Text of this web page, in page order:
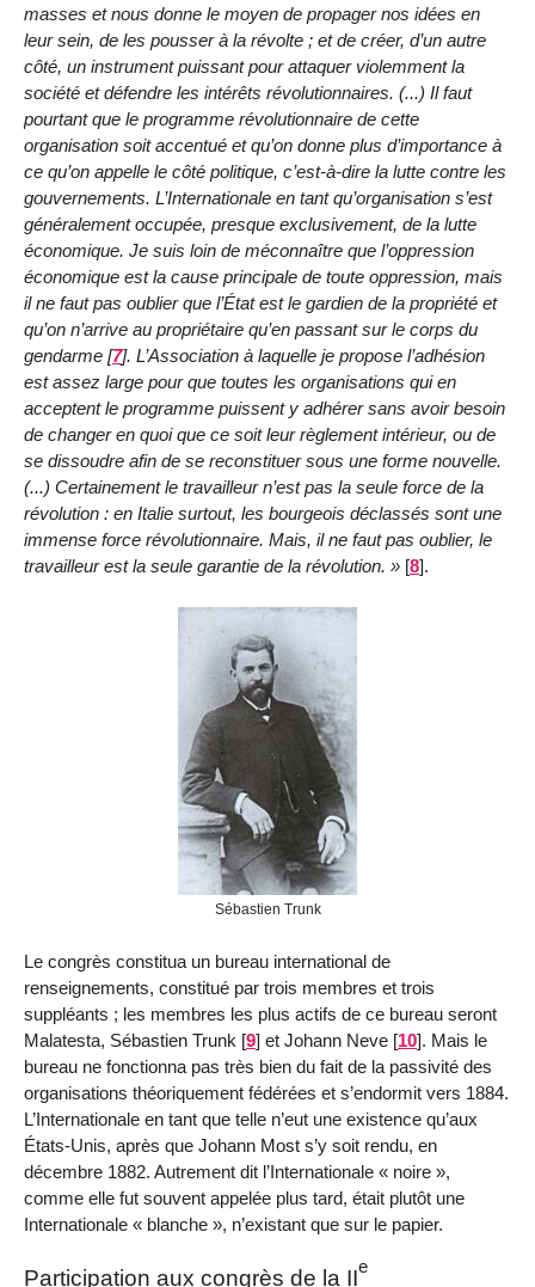
masses et nous donne le moyen de propager nos idées en
leur sein, de les pousser à la révolte ; et de créer, d’un autre
côté, un instrument puissant pour attaquer violemment la
société et défendre les intérêts révolutionnaires. (...) Il faut
pourtant que le programme révolutionnaire de cette
organisation soit accentué et qu’on donne plus d’importance à
ce qu’on appelle le côté politique, c’est-à-dire la lutte contre les
gouvernements. L’Internationale en tant qu’organisation s’est
généralement occupée, presque exclusivement, de la lutte
économique. Je suis loin de méconnaître que l’oppression
économique est la cause principale de toute oppression, mais
il ne faut pas oublier que l’État est le gardien de la propriété et
qu’on n’arrive au propriétaire qu’en passant sur le corps du
gendarme [7]. L’Association à laquelle je propose l’adhésion
est assez large pour que toutes les organisations qui en
acceptent le programme puissent y adhérer sans avoir besoin
de changer en quoi que ce soit leur règlement intérieur, ou de
se dissoudre afin de se reconstituer sous une forme nouvelle.
(...) Certainement le travailleur n’est pas la seule force de la
révolution : en Italie surtout, les bourgeois déclassés sont une
immense force révolutionnaire. Mais, il ne faut pas oublier, le
travailleur est la seule garantie de la révolution.
[8].
Sébastien Trunk
Le congrès constitua un bureau international de
renseignements, constitué par trois membres et trois
suppléants ; les membres les plus actifs de ce bureau seront
Malatesta, Sébastien Trunk [9] et Johann Neve [10]. Mais le
bureau ne fonctionna pas très bien du fait de la passivité des
organisations théoriquement fédérées et s’endormit vers 1884.
L’Internationale en tant que telle n’eut une existence qu’aux
États-Unis, après que Johann Most s’y soit rendu, en
décembre 1882. Autrement dit l’Internationale « noire »,
comme elle fut souvent appelée plus tard, était plutôt une
Internationale « blanche », n’existant que sur le papier.
Participation aux congrès de la IIe